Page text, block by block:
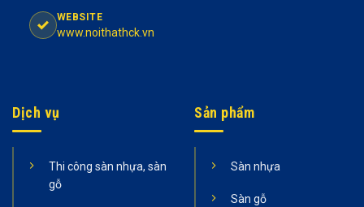
WEBSITE
www.noithathck.vn
Dịch vụ
Thi công sàn nhựa, sàn
gỗ
Sản phẩm
Sàn nhựa
Sàn gỗ